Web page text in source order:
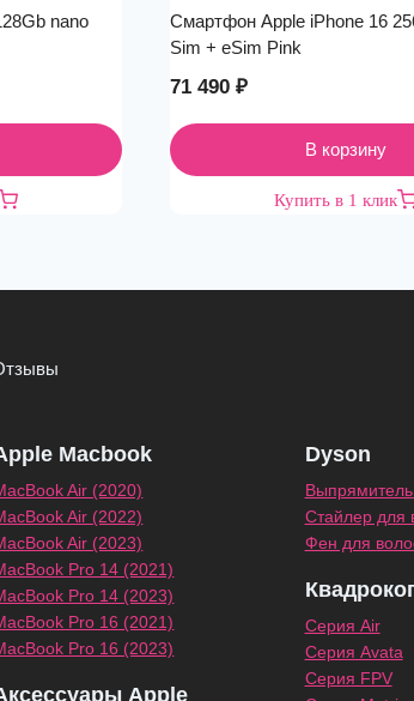
nano
Смартфон Apple iPhone 16
Sim + eSim Pink
71 490 ₽
В корзину
Купить в 1 клик
Macbook
Air (2020)
Air (2022)
Air (2023)
Pro 14 (2021)
Pro 14 (2023)
Pro 16 (2021)
Pro 16 (2023)
Apple
Dyson
Стайлер для
Фен для
Серия Air
Серия Avata
Серия FPV